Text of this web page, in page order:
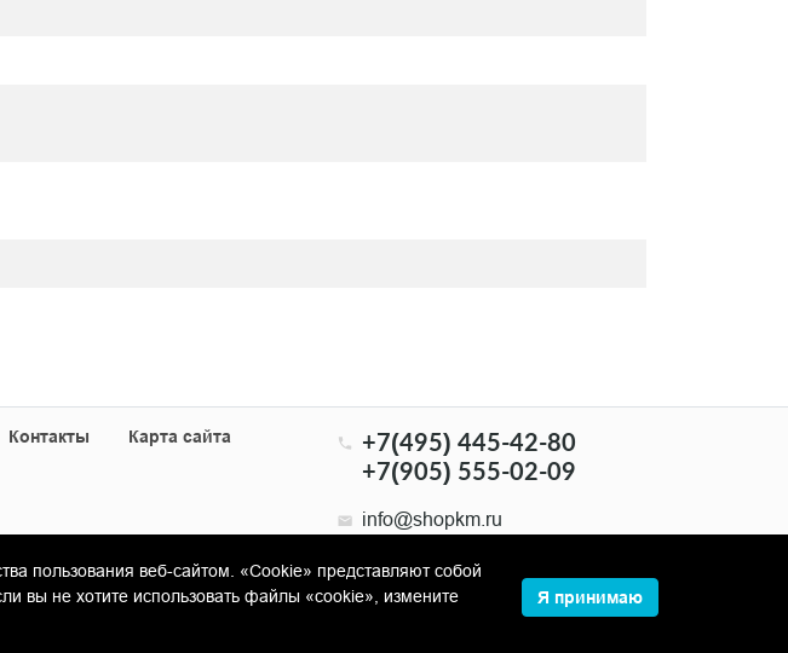
Контакты
Карта сайта
+7(495) 445-42-80
+7(905) 555-02-09
info@shopkm.ru
пользования веб-сайтом. «Cookie» представляют собой
не хотите использовать файлы «cookie», измените
Я принимаю